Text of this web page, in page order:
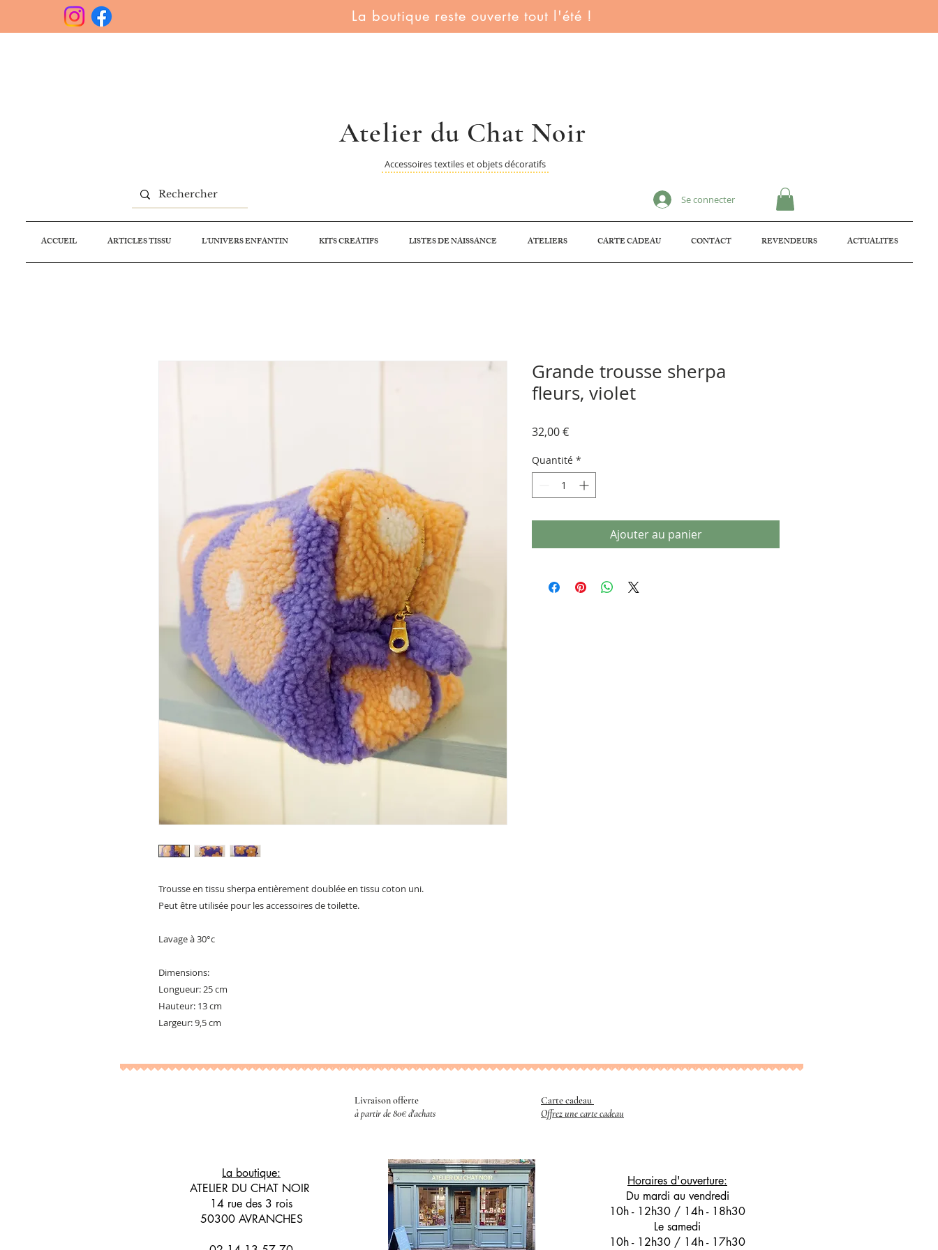
La boutique reste ouverte tout l'été !
Atelier du Chat Noir
Accessoires textiles et objets décoratifs
Se connecter
ACCUEIL ARTICLES TISSU L'UNIVERS ENFANTIN KITS CREATIFS LISTES DE NAISSANCE ATELIERS CARTE CADEAU CONTACT REVENDEURS ACTUALITES
Trousse en tissu sherpa entièrement doublée en tissu coton uni.
Peut être utilisée pour les accessoires de toilette.
Lavage à 30°c
Dimensions:
Longueur: 25 cm
Hauteur: 13 cm
Largeur: 9,5 cm
Grande trousse sherpa
fleurs, violet
32,00 €Prix
Quantité *
Ajouter au panier
Livraison offerte
à partir de 80€ d'achats
Carte cadeau
Offrez une carte cadeau
La boutique:
ATELIER DU CHAT NOIR
14 rue des 3 rois
50300 AVRANCHES
Horaires d'ouverture:
Du mardi au vendredi
10h - 12h30 / 14h - 18h30
Le samedi
10h - 12h30 / 14h - 17h30